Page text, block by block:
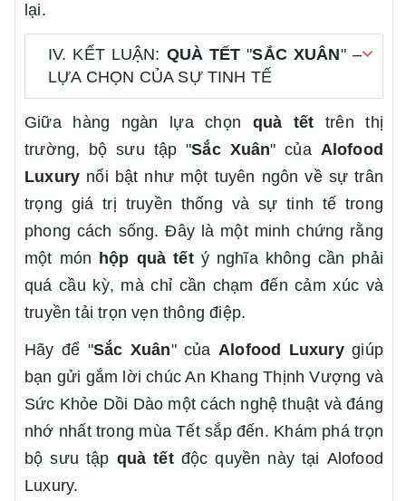
lại.
IV. KẾT LUẬN: QUÀ TẾT "SẮC XUÂN" –
LỰA CHỌN CỦA SỰ TINH TẾ
Giữa hàng ngàn lựa chọn quà tết trên thị
trường, bộ sưu tập "Sắc Xuân" của Alofood
Luxury nổi bật như một tuyên ngôn về sự trân
trọng giá trị truyền thống và sự tinh tế trong
phong cách sống. Đây là một minh chứng rằng
một món hộp quà tếtý nghĩa không cần phải
quá cầu kỳ, mà chỉ cần chạm đến cảm xúc và
truyền tải trọn vẹn thông điệp.
Hãy để "Sắc Xuân" của Alofood Luxurygiúp
bạn gửi gắm lời chúc An Khang Thịnh Vượng và
Sức Khỏe Dồi Dào một cách nghệ thuật và đáng
nhớ nhất trong mùa Tết sắp đến. Khám phá trọn
bộ sưu tập quà tếtđộc quyền này tại Alofood
Luxury.